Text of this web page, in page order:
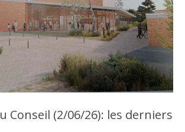
Conseil (2/06/26): les derniers